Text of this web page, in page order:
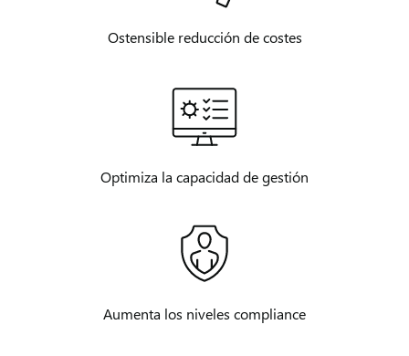
Ostensible reducción de costes
Optimiza la capacidad de gestión
Aumenta los niveles compliance